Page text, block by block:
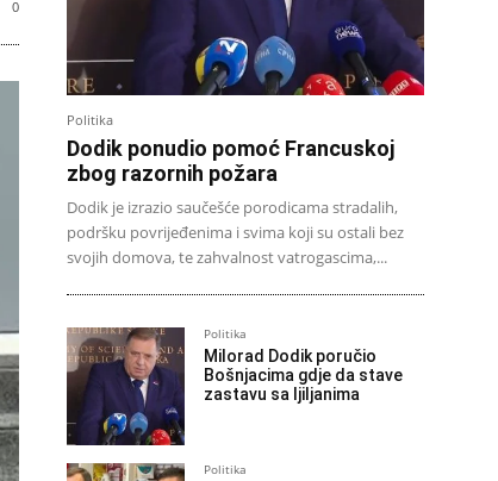
0
Politika
Dodik ponudio pomoć Francuskoj
zbog razornih požara
Dodik je izrazio saučešće porodicama stradalih,
podršku povrijeđenima i svima koji su ostali bez
svojih domova, te zahvalnost vatrogascima,...
Politika
Milorad Dodik poručio
Bošnjacima gdje da stave
zastavu sa ljiljanima
Politika